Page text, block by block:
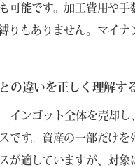
可能です。加工費用や手
りもありません。マイナ
の違いを正しく理解す
インゴット全体を売却し
です。資産の一部だけを
が適していますが、対